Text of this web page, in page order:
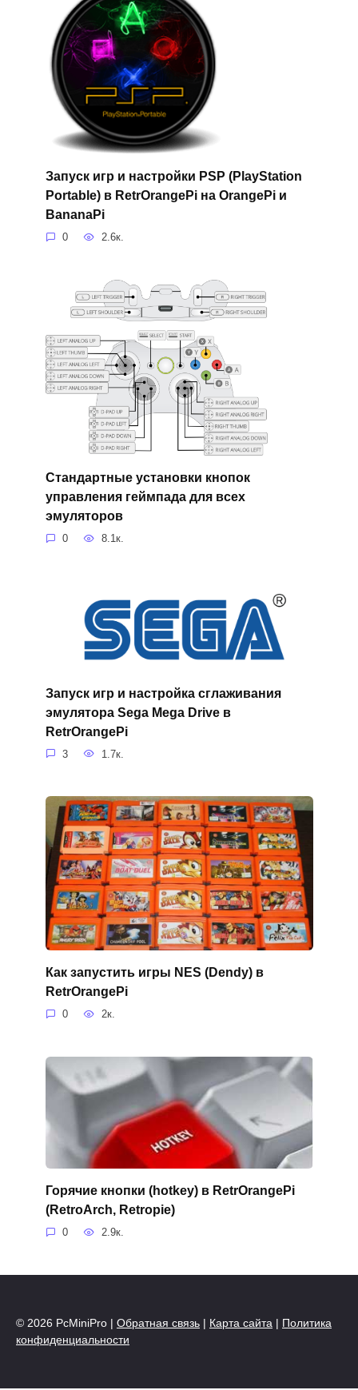
Запуск игр и настройки PSP (PlayStation
Portable) в RetrOrangePi на OrangePi и
BananaPi
0 2.6к.
Стандартные установки кнопок
управления геймпада для всех
эмуляторов
0 8.1к.
Запуск игр и настройка сглаживания
эмулятора Sega Mega Drive в
RetrOrangePi
3 1.7к.
Как запустить игры NES (Dendy) в
RetrOrangePi
0 2к.
Горячие кнопки (hotkey) в RetrOrangePi
(RetroArch, Retropie)
0 2.9к.
© 2026 PcMiniPro | Обратная связь | Карта сайта | Политика
конфиденциальности